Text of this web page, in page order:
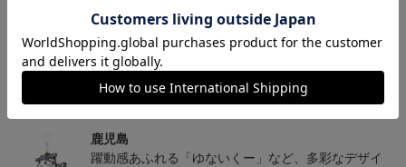
ニフォーム（FP1st）
13,200円～17,600円
【値引き】【すぐにお届
け】2025オーセンティッ
クユニフォーム FP1st
8,800円
【すぐにお届け】明治安
田J2・J3百年構想リーグ
ォーム（FP1st）
13,200円
トピックス
鹿児島
躍動感あふれる「ゆないくー」など、多彩なデザイ